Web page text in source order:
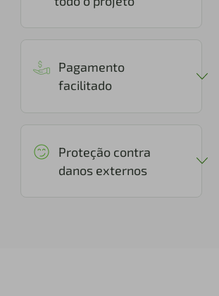
Pagamento
facilitado
Proteção contra
danos externos